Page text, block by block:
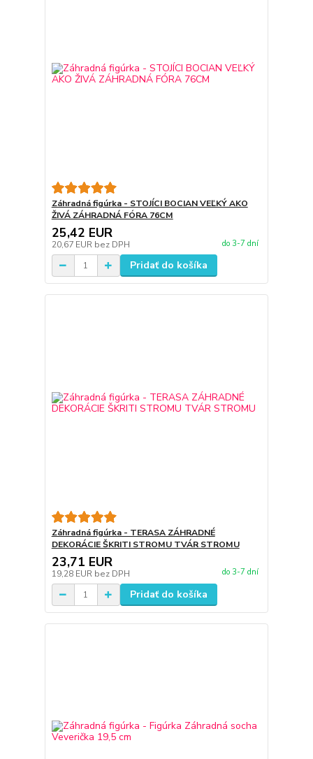
Záhradná figúrka - STOJÍCI BOCIAN VEĽKÝ AKO
ŽIVÁ ZÁHRADNÁ FÓRA 76CM
25,42 EUR
20,67 EUR bez DPH do 3-7 dní
Pridať do košíka
Záhradná figúrka - TERASA ZÁHRADNÉ
DEKORÁCIE ŠKRITI STROMU TVÁR STROMU
23,71 EUR
19,28 EUR bez DPH do 3-7 dní
Pridať do košíka